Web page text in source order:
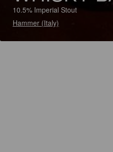
10.5% Imperial Stout
Hammer (Italy)